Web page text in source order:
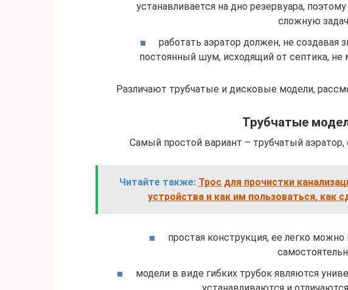
устанавливается на дно резервуара,
сложную
работать аэратор должен, не создавая
постоянный шум, исходящий от септика,
Различают трубчатые и дисковые модели,
Трубчатые
Самый простой вариант – трубчатый аэратор,
Читайте также: Трос для прочистки
устройства и как им пользоваться, как
простая конструкция, ее легко можно
модели в виде гибких трубок являются